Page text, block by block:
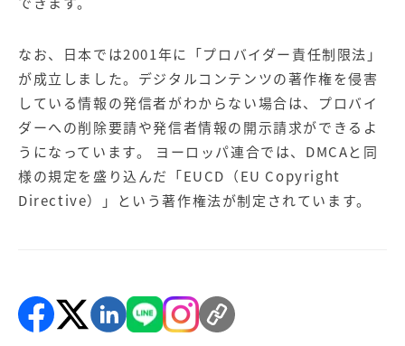
なお、日本では2001年に「プロバイダー責任制限法」
が成立しました。デジタルコンテンツの著作権を侵害
している情報の発信者がわからない場合は、プロバイ
ダーへの削除要請や発信者情報の開示請求ができるよ
うになっています。 ヨーロッパ連合では、DMCAと同
様の規定を盛り込んだ「EUCD（EU Copyright
Directive）」という著作権法が制定されています。